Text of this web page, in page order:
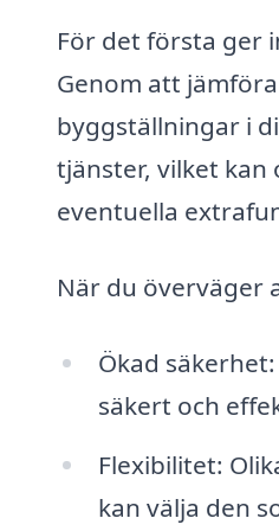
För det första ger
Genom att
byggställningar i
tjänster, vilket
eventuella
När du överväger
Ökad
säkert och
Flexibilitet:
kan välja den